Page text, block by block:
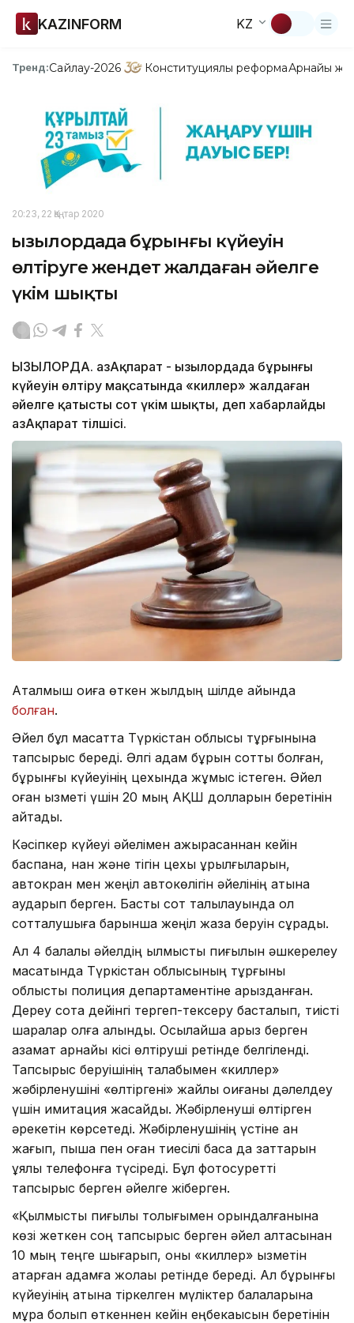
KAZINFORM KZ
Тренд:Сайлау-2026 Конституциялық реформаАрнайы
20:23, 22 Қаңтар 2020
Қызылордада бұрынғы күйеуін
өлтіруге жендет жалдаған әйелге
үкім шықты
ҚЫЗЫЛОРДА. ҚазАқпарат - Қызылордада бұрынғы
күйеуін өлтіру мақсатында «киллер» жалдаған
әйелге қатысты сот үкім шықты, деп хабарлайды
ҚазАқпарат тілшісі.
Аталмыш оқиға өткен жылдың шілде айында
болған.
Әйел бұл мақсатта Түркістан облысы тұрғынына
тапсырыс береді. Әлгі адам бұрын сотты болған,
бұрынғы күйеуінің цехында жұмыс істеген. Әйел
оған қызметі үшін 20 мың АҚШ долларын беретінін
айтады.
Кәсіпкер күйеуі әйелімен ажырасқаннан кейін
баспана, нан және тігін цехы құрылғыларын,
автокран мен жеңіл автокөлігін әйелінің атына
аударып берген. Басты сот талқылауында ол
сотталушыға барынша жеңіл жаза беруін сұрады.
Ал 4 балалы әйелдің қылмыстық пиғылын әшкерелеу
мақсатында Түркістан облысының тұрғыны
облыстық полиция департаментіне арызданған.
Дереу сотқа дейінгі тергеп-тексеру басталып, тиісті
шаралар қолға алынды. Осылайша арыз берген
азамат арнайы кісі өлтіруші ретінде белгіленді.
Тапсырыс беруішінің талабымен «киллер»
жәбірленушіні «өлтіргені» жайлы оқиғаны дәлелдеу
үшін имитация жасайды. Жәбірленуші өлтірген
әрекетін көрсетеді. Жәбірленушінің үстіне қан
жағып, пышақ пен оған тиесілі басқа да заттарын
ұялы телефонға түсіреді. Бұл фотосуретті
тапсырыс берген әйелге жіберген.
«Қылмыстық пиғылы толығымен орындалғанына
көзі жеткен соң тапсырыс берген әйел қалтасынан
10 мың теңге шығарып, оны «киллер» қызметін
атқарған адамға жолақы ретінде береді. Ал бұрынғы
күйеуінің атына тіркелген мүліктер балаларына
мұра болып өткеннен кейін еңбекақысын беретінін